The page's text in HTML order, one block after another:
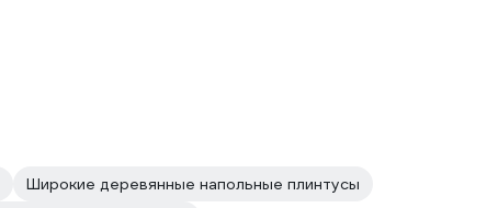
Широкие деревянные напольные плинтусы